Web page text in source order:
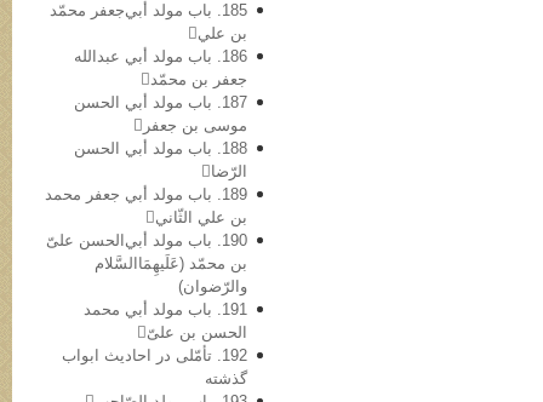
185. باب مولد أبي‌جعفر محمّد
بن علي
186. باب مولد أبي عبدالله
جعفر بن محمّد
187. باب مولد أبي الحسن
موسی بن جعفر
188. باب مولد أبي الحسن
الرّضا
189. باب مولد أبي جعفر محمد
بن علي الثّاني
190. باب مولد أبي‌الحسن علیّ
بن محمّد (عَلَیهِمَاالسَّلام
والرّضوان)
191. باب مولد أبي محمد
الحسن بن علیّ
192. تأمّلی در احادیث ابواب
گذشته